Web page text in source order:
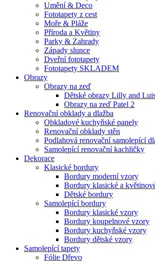
Umění & Deco
Fototapety z cest
Moře & Pláže
Příroda a Květiny
Parky & Zahrady
Západy slunce
Dveřní fototapety
Fototapety SKLADEM
Obrazy
Obrazy na zeď
Dětské obrazy Lilly and
Obrazy na zeď Patel 2
Renovační obklady a dlažba
Obkladové kuchyňské panely
Renovační obklady stěn
Podlahová renovační samolepící
Samolepící renovační kachličky
Dekorace
Klasické bordury
Bordury moderní vzory
Bordury klasické a
Dětské bordury
Samolepící bordury
Bordury klasické vzory
Bordury koupelnové vzory
Bordury kuchyňské vzory
Bordury dětské vzory
Samolepící tapety
Fólie Dřevo